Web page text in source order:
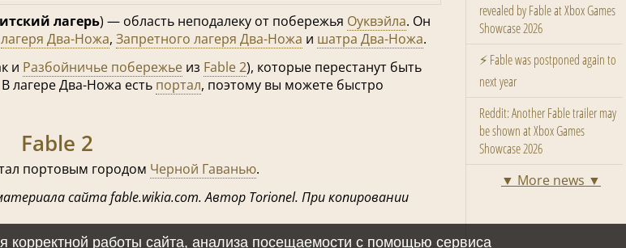
лагерь) — область неподалеку от побережья Оуквэйла. Он
лагеря Два-Ножа,Запретного лагеря Два-Ножа и шатра Два-Ножа.
и Разбойничье побережье из Fable 2), которые перестанут быть
лагере Два-Ножа есть портал, поэтому вы можете быстро
Fable 2
портовым городом Черной Гаванью.
сайта fable.wikia.com. Автор Torionel. При копировании
revealed by Fable at Xbox Games
Showcase 2026
⚡ Fable was postponed again to
next year
Reddit: Another Fable trailer may
be shown at Xbox Games
Showcase 2026
▼ More news ▼
корректной работы сайта, анализа посещаемости с помощью сервиса